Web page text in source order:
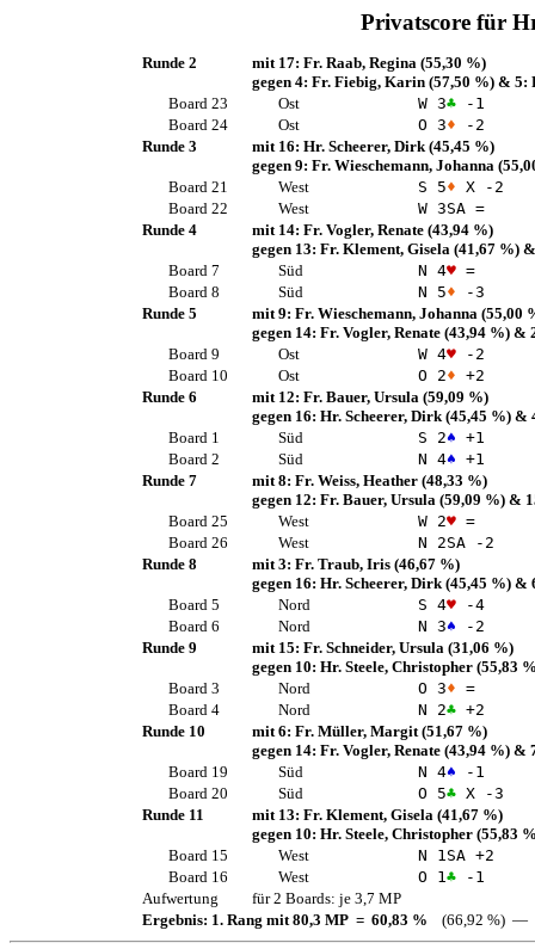
Privatscore für
Runde 2 mit 17: Fr. Raab, Regina(55,30 %)
gegen 4: Fr. Fiebig, Karin(57,50 %)& 5:
Board 23
Ost W 3♣-1
Board 24
Ost O 3♦ -2
Runde 3
mit 16: Hr. Scheerer, Dirk(45,45 %)
gegen 9: Fr. Wieschemann, Johanna
Board 21
West S 5♦ X -2
Board 22
West W 3SA=
Runde 4
mit 14: Fr. Vogler, Renate(43,94 %)
gegen 13: Fr. Klement, Gisela(41,67 %)
Board 7
Süd N 4♥=
Board 8
Süd N 5♦ -3
Runde 5
mit 9: Fr. Wieschemann, Johanna(55,00
gegen 14: Fr. Vogler, Renate(43,94 %)&
Board 9
Ost W 4♥-2
Board 10
Ost O 2♦ +2
Runde 6
mit 12: Fr. Bauer, Ursula(59,09 %)
gegen 16: Hr. Scheerer, Dirk(45,45 %)&
Board 1
Süd S 2♠ +1
Board 2
Süd N 4♠ +1
Runde 7
mit 8: Fr. Weiss, Heather(48,33 %)
gegen 12: Fr. Bauer, Ursula(59,09 %)&
Board 25
West W 2♥=
Board 26
West N 2SA-2
Runde 8
mit 3: Fr. Traub, Iris(46,67 %)
gegen 16: Hr. Scheerer, Dirk(45,45 %)&
Board 5
Nord S 4♥-4
Board 6
Nord N 3♠ -2
Runde 9
mit 15: Fr. Schneider, Ursula(31,06 %)
gegen 10: Hr. Steele, Christopher(55,83
Board 3
Nord O 3♦ =
Board 4
Nord N 2♣+2
Runde 10
mit 6: Fr. Müller, Margit(51,67 %)
gegen 14: Fr. Vogler, Renate(43,94 %)&
Board 19
Süd N 4♠ -1
Board 20
Süd O 5♣X -3
Runde 11
mit 13: Fr. Klement, Gisela(41,67 %)
gegen 10: Hr. Steele, Christopher(55,83
Board 15
West N 1SA+2
Board 16
West O 1♣-1
Aufwertung
für 2 Boards: je 3,7 MP
Ergebnis: 1. Rang mit 80,3 MP = 60,83 % (66,92 %) —